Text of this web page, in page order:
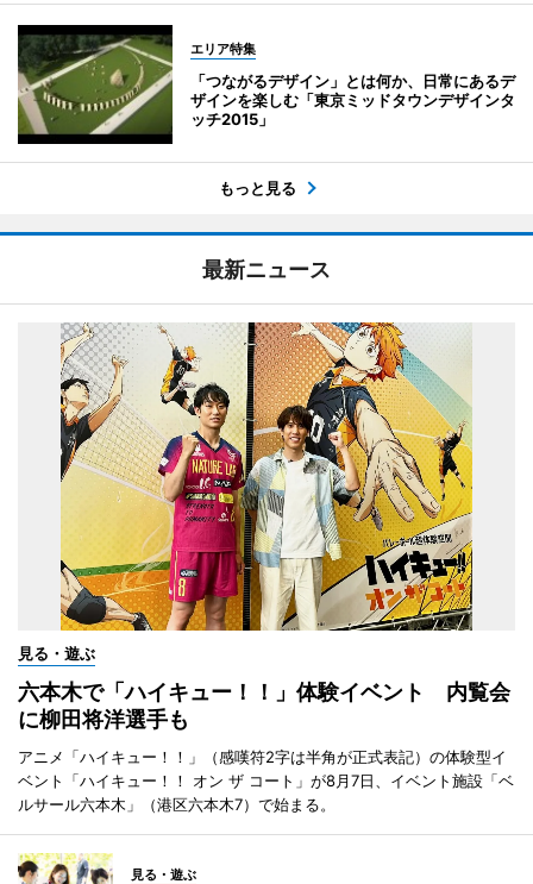
エリア特集
「つながるデザイン」とは何か、日常にあるデ
ザインを楽しむ「東京ミッドタウンデザインタ
ッチ2015」
もっと見る
最新ニュース
見る・遊ぶ
六本木で「ハイキュー！！」体験イベント 内覧会
に柳田将洋選手も
アニメ「ハイキュー！！」（感嘆符2字は半角が正式表記）の体験型イ
ベント「ハイキュー！！ オン ザ コート」が8月7日、イベント施設「ベ
ルサール六本木」（港区六本木7）で始まる。
見る・遊ぶ